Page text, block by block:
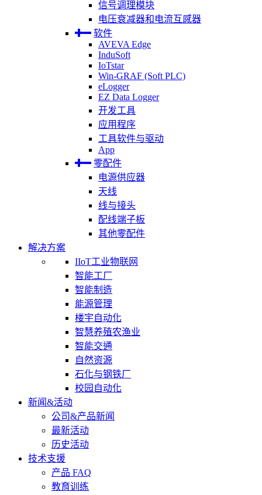
信号调理模块
电压衰减器和电流互感器
软件
AVEVA Edge
InduSoft
IoTstar
Win-GRAF (Soft PLC)
eLogger
EZ Data Logger
开发工具
应用程序
工具软件与驱动
App
零配件
电源供应器
天线
线与接头
配线端子板
其他零配件
解决方案
IIoT工业物联网
智能工厂
智能制造
能源管理
楼宇自动化
智慧养殖农渔业
智能交通
自然资源
石化与钢铁厂
校园自动化
新闻&活动
公司&产品新闻
最新活动
历史活动
技术支援
产品 FAQ
教育训练